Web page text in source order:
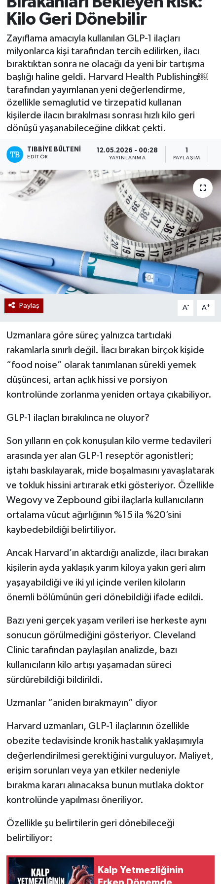
Kilo Geri Dönebilir
Zayıflama amacıyla kullanılan GLP-1 ilaçları
milyonlarca kişi tarafından tercih edilirken, ilacı
bıraktıktan sonra ne olacağı da yeni bir tartışma
başlığı haline geldi. Harvard Health Publishing￼
tarafından yayımlanan yeni değerlendirme,
özellikle semaglutid ve tirzepatid kullanan
kişilerde ilacın bırakılması sonrası hızlı kilo geri
dönüşü yaşanabileceğine dikkat çekti.
TIBBIYE BÜLTENI
EDITÖR
12.05.2026 - 00:28
YAYINLANMA PAYLAŞIM
Paylaş A- A+
Uzmanlara göre süreç yalnızca tartıdaki
rakamlarla sınırlı değil. İlacı bırakan birçok kişide
“food noise” olarak tanımlanan sürekli yemek
düşüncesi, artan açlık hissi ve porsiyon
kontrolünde zorlanma yeniden ortaya çıkabiliyor.
GLP-1 ilaçları bırakılınca ne oluyor?
Son yılların en çok konuşulan kilo verme tedavileri
arasında yer alan GLP-1 reseptör agonistleri;
iştahı baskılayarak, mide boşalmasını yavaşlatarak
ve tokluk hissini artırarak etki gösteriyor. Özellikle
Wegovy ve Zepbound gibi ilaçlarla kullanıcıların
ortalama vücut ağırlığının %15 ila %20’sini
kaybedebildiği belirtiliyor.
Ancak Harvard’ın aktardığı analizde, ilacı bırakan
kişilerin ayda yaklaşık yarım kiloya yakın geri alım
yaşayabildiği ve iki yıl içinde verilen kiloların
önemli bölümünün geri dönebildiği ifade edildi.
Bazı yeni gerçek yaşam verileri ise herkeste aynı
sonucun görülmediğini gösteriyor. Cleveland
Clinic tarafından paylaşılan analizde, bazı
kullanıcıların kilo artışı yaşamadan süreci
sürdürebildiği bildirildi.
Uzmanlar “aniden bırakmayın” diyor
Harvard uzmanları, GLP-1 ilaçlarının özellikle
obezite tedavisinde kronik hastalık yaklaşımıyla
değerlendirilmesi gerektiğini vurguluyor. Maliyet,
erişim sorunları veya yan etkiler nedeniyle
bırakma kararı alınacaksa bunun mutlaka doktor
kontrolünde yapılması öneriliyor.
Özellikle şu belirtilerin geri dönebileceği
belirtiliyor:
Kalp Yetmezliğinin